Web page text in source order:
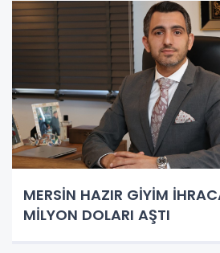
MERSİN HAZIR GİYİM
MİLYON DOLARI AŞTI